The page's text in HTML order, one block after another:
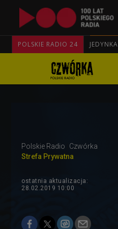
POLSKIE RADIO 24 JEDYNKA
Polskie Radio
Czwórka
Strefa Prywatna
ostatnia aktualizacja:
28.02.2019 10:00